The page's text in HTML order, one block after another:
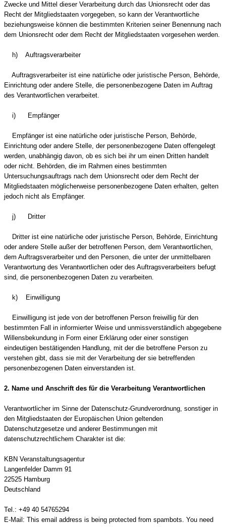
Zwecke und Mittel dieser Verarbeitung durch das Unionsrecht oder das
Recht der Mitgliedstaaten vorgegeben, so kann der Verantwortliche
beziehungsweise können die bestimmten Kriterien seiner Benennung nach
dem Unionsrecht oder dem Recht der Mitgliedstaaten vorgesehen werden.
h) Auftragsverarbeiter
Auftragsverarbeiter ist eine natürliche oder juristische Person, Behörde,
Einrichtung oder andere Stelle, die personenbezogene Daten im Auftrag
des Verantwortlichen verarbeitet.
i) Empfänger
Empfänger ist eine natürliche oder juristische Person, Behörde,
Einrichtung oder andere Stelle, der personenbezogene Daten offengelegt
werden, unabhängig davon, ob es sich bei ihr um einen Dritten handelt
oder nicht. Behörden, die im Rahmen eines bestimmten
Untersuchungsauftrags nach dem Unionsrecht oder dem Recht der
Mitgliedstaaten möglicherweise personenbezogene Daten erhalten, gelten
jedoch nicht als Empfänger.
j) Dritter
Dritter ist eine natürliche oder juristische Person, Behörde, Einrichtung
oder andere Stelle außer der betroffenen Person, dem Verantwortlichen,
dem Auftragsverarbeiter und den Personen, die unter der unmittelbaren
Verantwortung des Verantwortlichen oder des Auftragsverarbeiters befugt
sind, die personenbezogenen Daten zu verarbeiten.
k) Einwilligung
Einwilligung ist jede von der betroffenen Person freiwillig für den
bestimmten Fall in informierter Weise und unmissverständlich abgegebene
Willensbekundung in Form einer Erklärung oder einer sonstigen
eindeutigen bestätigenden Handlung, mit der die betroffene Person zu
verstehen gibt, dass sie mit der Verarbeitung der sie betreffenden
personenbezogenen Daten einverstanden ist.
2. Name und Anschrift des für die Verarbeitung Verantwortlichen
Verantwortlicher im Sinne der Datenschutz-Grundverordnung, sonstiger in
den Mitgliedstaaten der Europäischen Union geltenden
Datenschutzgesetze und anderer Bestimmungen mit
datenschutzrechtlichem Charakter ist die:
KBN Veranstaltungsagentur
Langenfelder Damm 91
22525 Hamburg
Deutschland
Tel.: +49 40 54765294
E-Mail: This email address is being protected from spambots. You need